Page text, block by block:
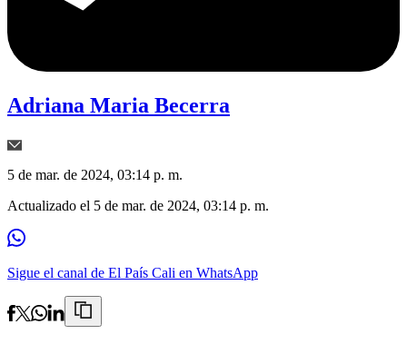
Adriana Maria Becerra
5 de mar. de 2024, 03:14 p. m.
Actualizado el 5 de mar. de 2024, 03:14 p. m.
Sigue el canal de El País Cali en WhatsApp